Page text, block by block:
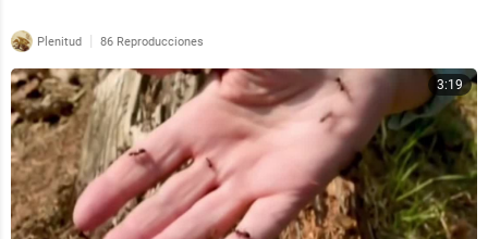
Plenitud | 86 Reproducciones
3:19